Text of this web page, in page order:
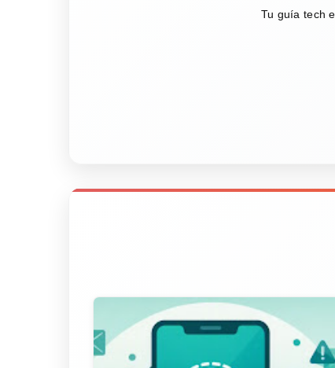
Tu guía tech